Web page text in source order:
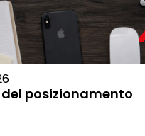
del posizionamento